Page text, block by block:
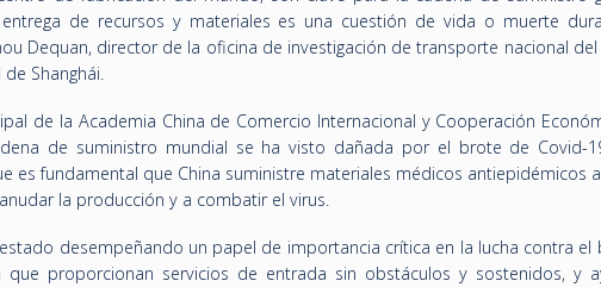
de recursos y materiales es una cuestión de vida o muerte
Dequan, director de la oficina de investigación de transporte nacional
Shanghái.
de la Academia China de Comercio Internacional y Cooperación
de suministro mundial se ha visto dañada por el brote de Covid-
es fundamental que China suministre materiales médicos antiepidémicos
la producción y a combatir el virus.
desempeñando un papel de importancia crítica en la lucha contra el
proporcionan servicios de entrada sin obstáculos y sostenidos, y